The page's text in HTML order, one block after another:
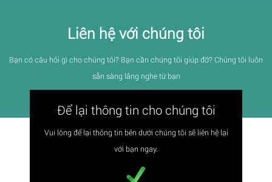
Liên hệ với chúng tôi
Bạn có câu hỏi gì cho chúng tôi? Bạn cần chúng tôi giúp đỡ? Chúng tôi luôn
sẵn sàng lắng nghe từ bạn
Để lại thông tin cho chúng tôi
Vui lòng để lại thông tin bên dưới chúng tôi sẽ liên hệ lại
với bạn ngay.